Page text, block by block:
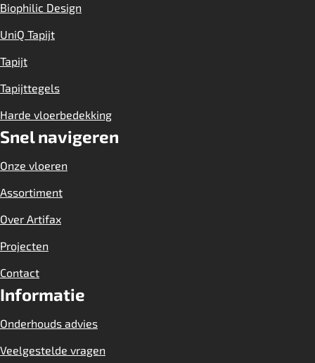
Biophilic Design
UniQ Tapijt
Tapijt
Tapijttegels
Harde vloerbedekking
Snel navigeren
Onze vloeren
Assortiment
Over Artifax
Projecten
Contact
Informatie
Onderhouds advies
Veelgestelde vragen